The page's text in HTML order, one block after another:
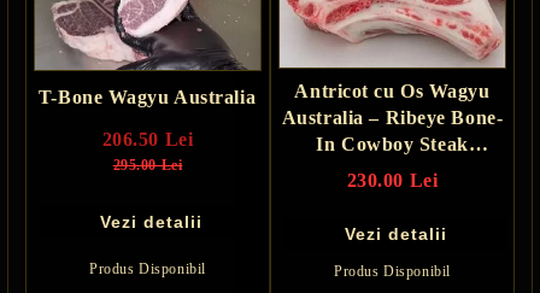
T-Bone Wagyu Australia
206.50 Lei
295.00 Lei
Vezi detalii
Produs Disponibil
Antricot cu Os Wagyu
Australia – Ribeye Bone-
In Cowboy Steak
Premium 500g
230.00 Lei
Vezi detalii
Produs Disponibil